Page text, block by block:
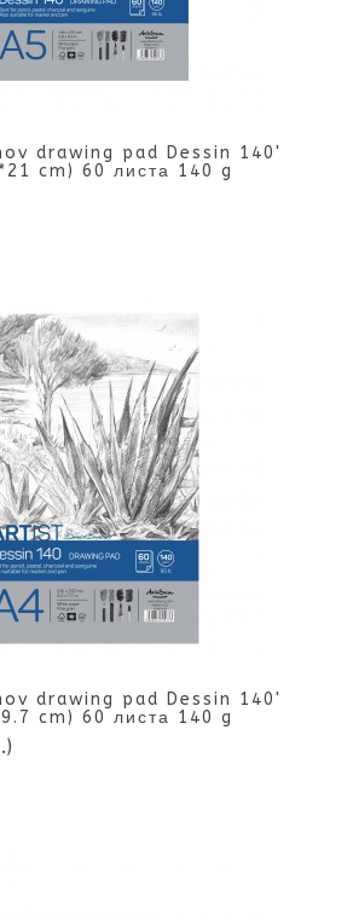
drawing pad Dessin 140'
cm) 60 листа 140 g
drawing pad Dessin 140'
cm) 60 листа 140 g